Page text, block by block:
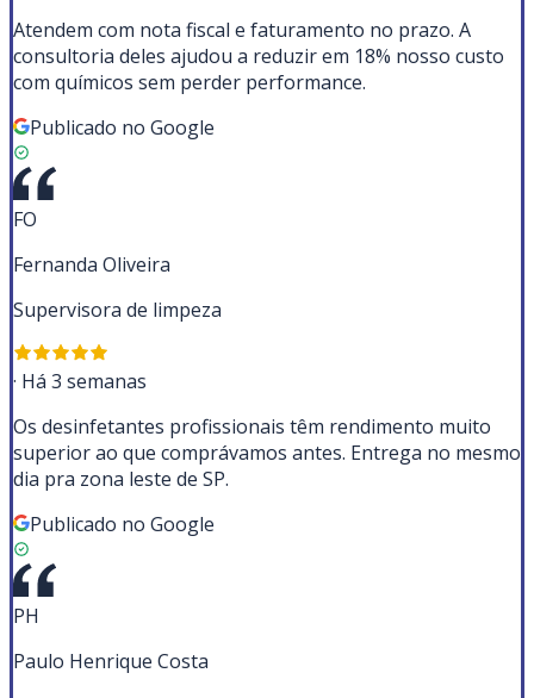
Atendem com nota fiscal e faturamento no prazo. A
consultoria deles ajudou a reduzir em 18% nosso custo
com químicos sem perder performance.
Publicado no Google
FO
Fernanda Oliveira
Supervisora de limpeza
· Há 3 semanas
Os desinfetantes profissionais têm rendimento muito
superior ao que comprávamos antes. Entrega no mesmo
dia pra zona leste de SP.
Publicado no Google
PH
Paulo Henrique Costa